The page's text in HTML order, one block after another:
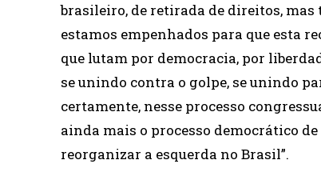
brasileiro, de retirada de direitos, mas
estamos empenhados para que esta
que lutam por democracia, por
se unindo contra o golpe, se unindo
certamente, nesse processo
ainda mais o processo democrático
reorganizar a esquerda no Brasil”.